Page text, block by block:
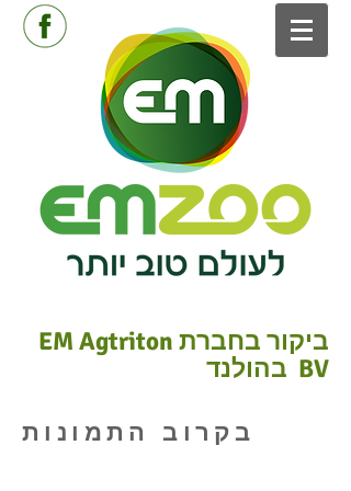
ביקור בחברת EM Agtriton
BV בהולנד
בקרוב התמונות